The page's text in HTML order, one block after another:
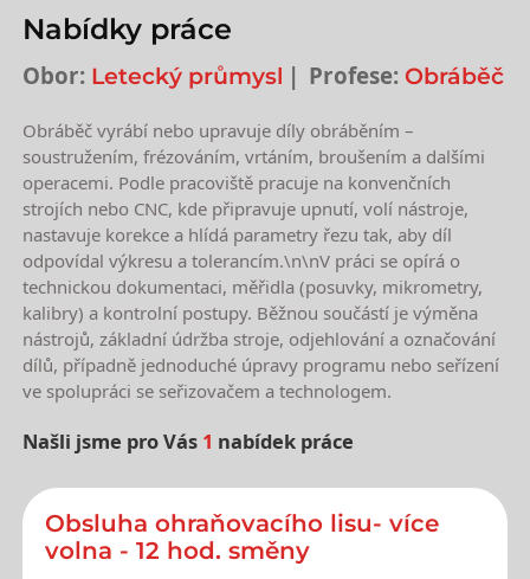
Nabídky práce
Obor: Letecký průmysl Profese: Obráběč
Obráběč vyrábí nebo upravuje díly obráběním –
soustružením, frézováním, vrtáním, broušením a dalšími
operacemi. Podle pracoviště pracuje na konvenčních
strojích nebo CNC, kde připravuje upnutí, volí nástroje,
nastavuje korekce a hlídá parametry řezu tak, aby díl
odpovídal výkresu a tolerancím.\n\nV práci se opírá o
technickou dokumentaci, měřidla (posuvky, mikrometry,
kalibry) a kontrolní postupy. Běžnou součástí je výměna
nástrojů, základní údržba stroje, odjehlování a označování
dílů, případně jednoduché úpravy programu nebo seřízení
ve spolupráci se seřizovačem a technologem.
Našli jsme pro Vás 1 nabídek práce
Nejnovější nabídky práce
Obsluha ohraňovacího lisu- více
volna - 12 hod. směny